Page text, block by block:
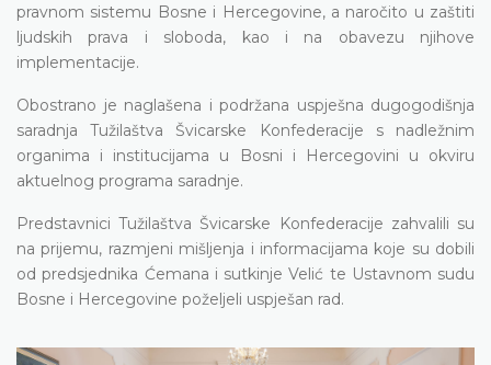
pravnom sistemu Bosne i Hercegovine, a naročito u zaštiti
ljudskih prava i sloboda, kao i na obavezu njihove
implementacije.
Obostrano je naglašena i podržana uspješna dugogodišnja
saradnja Tužilaštva Švicarske Konfederacije s nadležnim
organima i institucijama u Bosni i Hercegovini u okviru
aktuelnog programa saradnje.
Predstavnici Tužilaštva Švicarske Konfederacije zahvalili su
na prijemu, razmjeni mišljenja i informacijama koje su dobili
od predsjednika Ćemana i sutkinje Velić te Ustavnom sudu
Bosne i Hercegovine poželjeli uspješan rad.